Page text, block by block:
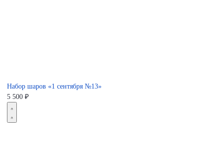
Набор шаров «1 сентября №13»
5 500 ₽